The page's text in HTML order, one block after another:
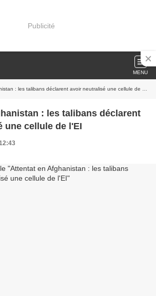
Publicité
MENU
: les talibans déclarent avoir neutralisé une cellule de l'EI
: les talibans déclarent
une cellule de l'EI